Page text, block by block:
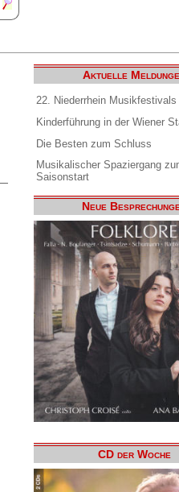
Aktuelle
22. Niederrhein Musikfestivals
Kinderführung in der Wiener
Die Besten zum Schluss
Musikalischer Spaziergang
Saisonstart
Neue
CD der Woche